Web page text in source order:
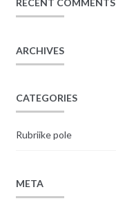
RECENT COMMENTS
ARCHIVES
CATEGORIES
Rubriike pole
META